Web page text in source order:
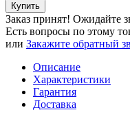
Купить
Заказ принят! Ожидайте
Есть вопросы по этому
или Закажите обратный
Описание
Характеристики
Гарантия
Доставка